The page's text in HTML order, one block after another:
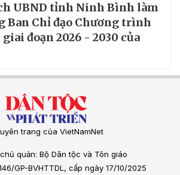
UBND tỉnh Ninh Bình làm
Ban Chỉ đạo Chương trình
đoạn 2026 - 2030 của
trang của VietNamNet
quản: Bộ Dân tộc và Tôn giáo
GP-BVHTTDL, cấp ngày 17/10/2025